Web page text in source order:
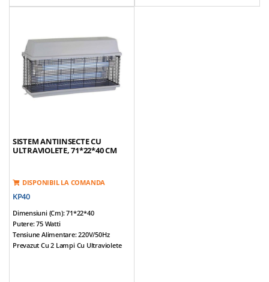
Tensiune
SISTEM ANTIINSECTE CU
ULTRAVIOLETE, 71*22*40 CM
DISPONIBIL LA COMANDA
KP40
Dimensiuni (cm): 71*22*40
Putere: 75 Watti
Tensiune Alimentare: 220V/50Hz
Prevazut Cu 2 Lampi Cu Ultraviolete